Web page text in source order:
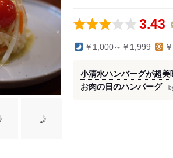
3.43
￥1,000～￥1,999
小清水ハンバーグが超美
お肉の日のハンバーグ